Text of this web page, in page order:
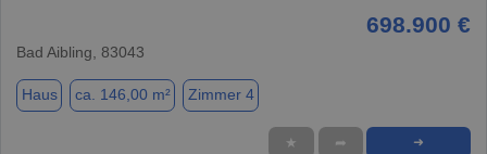
698.900 €
Bad Aibling, 83043
Haus ca. 146,00 m² Zimmer 4
★ ➦ ➜